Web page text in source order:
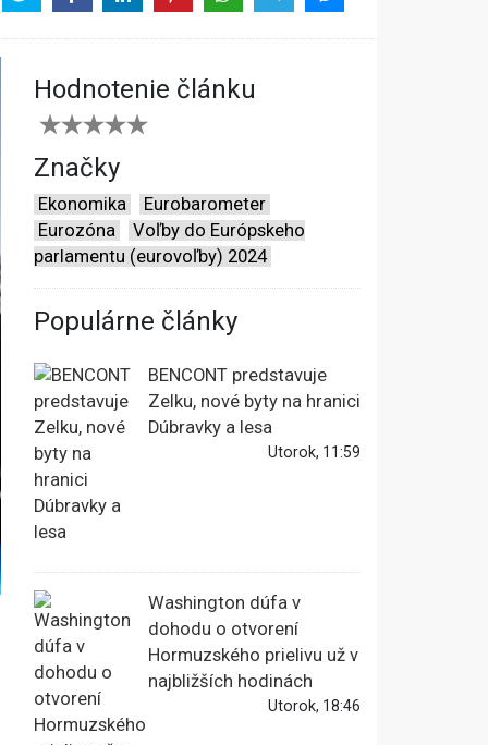
Hodnotenie článku
Značky
Ekonomika
Eurobarometer
Eurozóna
Voľby do Európskeho
parlamentu (eurovoľby) 2024
Populárne články
BENCONT predstavuje
Zelku, nové byty na hranici
Dúbravky a lesa
Utorok, 11:59
Washington dúfa v
dohodu o otvorení
Hormuzského prielivu už v
najbližších hodinách
Utorok, 18:46